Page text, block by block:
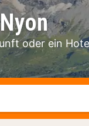
oder ein
Hotel suchen